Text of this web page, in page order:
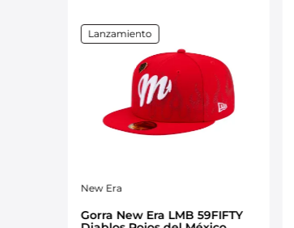
Lanzamiento
New Era
Gorra New Era LMB 59FIFTY